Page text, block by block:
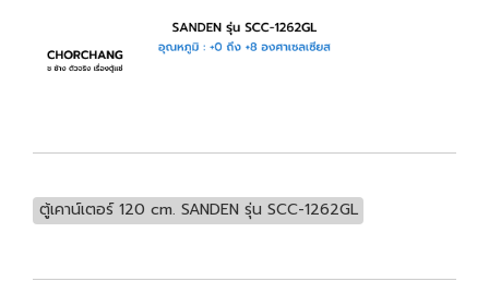
ตู้เคาน์เตอร์ 120 cm. SANDEN รุ่น SCC-1262GL